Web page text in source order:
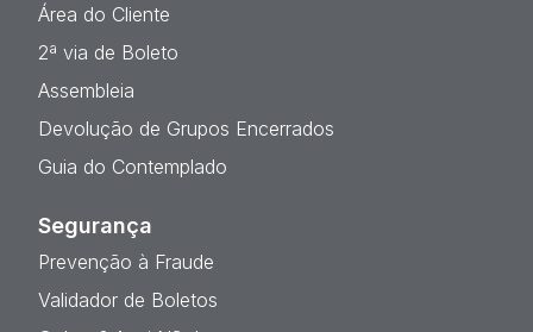
Área do Cliente
2ª via de Boleto
Assembleia
Devolução de Grupos Encerrados
Guia do Contemplado
Segurança
Prevenção à Fraude
Validador de Boletos